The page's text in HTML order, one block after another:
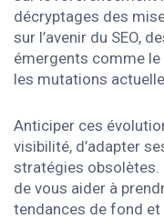
décryptages des
sur l’avenir du SEO,
émergents comme le
les mutations
Anticiper ces
visibilité, d’adapter
stratégies
de vous aider à
tendances de fond et